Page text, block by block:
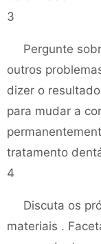
3
Pergunte
outros
dizer o
para mudar a
tratamento
4
Discuta os
materiais .